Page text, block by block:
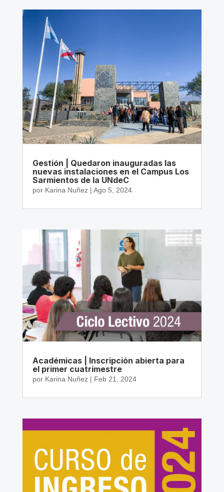
Gestión | Quedaron inauguradas las
nuevas instalaciones en el Campus Los
Sarmientos de la UNdeC
por Karina Nuñez| Ago 5, 2024
Académicas | Inscripción abierta para
el primer cuatrimestre
por Karina Nuñez| Feb 21, 2024